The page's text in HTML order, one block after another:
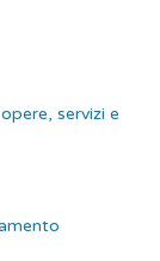
servizi e